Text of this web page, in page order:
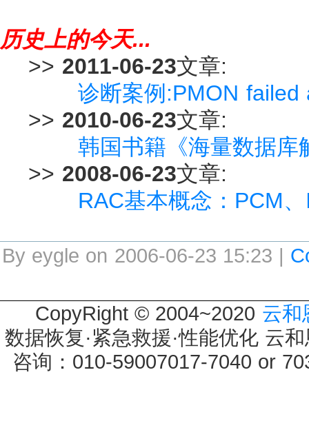
历史上的今天...
>> 2011-06-23文章:
诊断案例:PMON
>> 2010-06-23文章:
韩国书籍《海量数据库
>> 2008-06-23文章:
RAC基本概念：PCM
By eygle on 2006-06-23 15:23 |
CopyRight © 2004~2020 云和
数据恢复·紧急救援·性能优化 云
咨询：010-59007017-7040 or